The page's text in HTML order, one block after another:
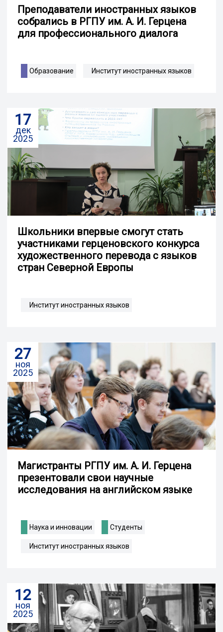
Преподаватели иностранных языков
собрались в РГПУ им. А. И. Герцена
для профессионального диалога
Образование Институт иностранных языков
17
дек
2025
Школьники впервые смогут стать
участниками герценовского конкурса
художественного перевода с языков
стран Северной Европы
Институт иностранных языков
27
ноя
2025
Магистранты РГПУ им. А. И. Герцена
презентовали свои научные
исследования на английском языке
Наука и инновации Студенты
Институт иностранных языков
12
ноя
2025